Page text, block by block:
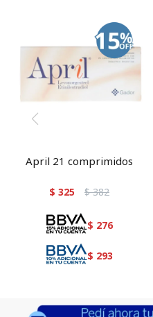
April 21 comprimidos
$ 325 $ 382
$ 276
$ 293